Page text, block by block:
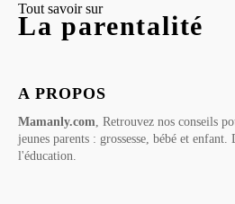
Tout savoir sur
La parentalité
A PROPOS
Mamanly.com, Retrouvez nos conseils
jeunes parents : grossesse, bébé et
l'éducation.